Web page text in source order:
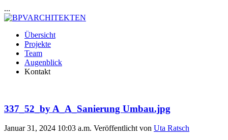
...
Übersicht
Projekte
Team
Augenblick
Kontakt
337_52_by A_A_Sanierung Umbau.jpg
Januar 31, 2024 10:03 a.m. Veröffentlicht von Uta Ratsch